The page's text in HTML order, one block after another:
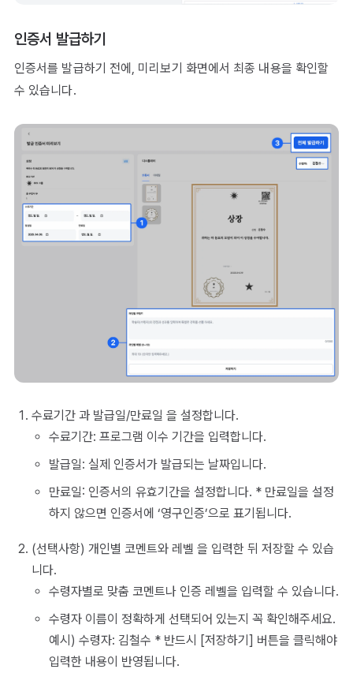
인증서 발급하기
인증서를 발급하기 전에, 미리보기 화면에서 최종 내용을 확인할
수 있습니다.
수료기간 과 발급일/만료일 을 설정합니다.
수료기간: 프로그램 이수 기간을 입력합니다.
발급일: 실제 인증서가 발급되는 날짜입니다.
만료일: 인증서의 유효기간을 설정합니다. * 만료일을 설정
하지 않으면 인증서에 ‘영구인증’으로 표기됩니다.
(선택사항) 개인별 코멘트와 레벨 을 입력한 뒤 저장할 수 있습
니다.
수령자별로 맞춤 코멘트나 인증 레벨을 입력할 수 있습니다.
수령자 이름이 정확하게 선택되어 있는지 꼭 확인해주세요.
예시) 수령자: 김철수 * 반드시 [저장하기] 버튼을 클릭해야
입력한 내용이 반영됩니다.